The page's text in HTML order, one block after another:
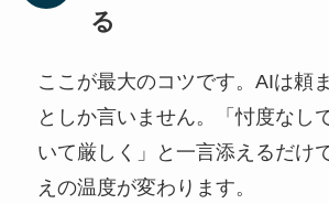
る
ここが最大のコツです。AIは頼
としか言いません。「忖度なし
いて厳しく」と一言添えるだけ
えの温度が変わります。